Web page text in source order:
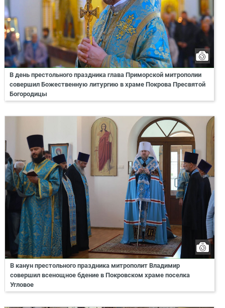
В день престольного праздника глава Приморской митрополии
совершил Божественную литургию в храме Покрова Пресвятой
Богородицы
В канун престольного праздника митрополит Владимир
совершил всенощное бдение в Покровском храме поселка
Угловое